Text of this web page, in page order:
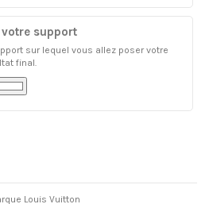
support
sur lequel vous allez poser votre
final.
Louis Vuitton